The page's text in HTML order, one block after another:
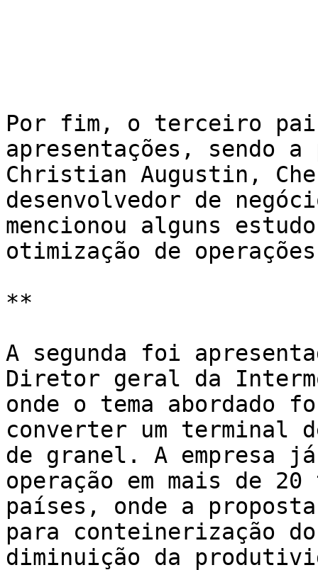
Por fim, o terceiro
apresentações, sendo
Christian Augustin,
desenvolvedor de
mencionou alguns
otimização de
**
A segunda foi
Diretor geral da
onde o tema abordado
converter um terminal
de granel. A empresa
operação em mais de
países, onde a
para conteinerização
diminuição da